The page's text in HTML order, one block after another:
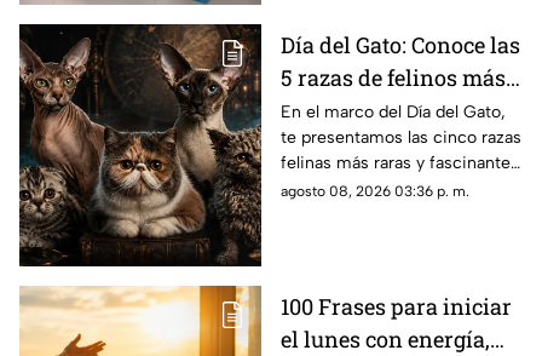
Día del Gato: Conoce las
5 razas de felinos más
raras del mundo
En el marco del Día del Gato,
te presentamos las cinco razas
felinas más raras y fascinantes
del planeta por sus singulares
agosto 08, 2026 03:36 p. m.
100 Frases para iniciar
el lunes con energía,